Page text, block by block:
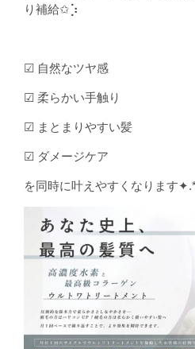
り補給✩⡱
☑︎ 自然なツヤ感
☑︎ 柔らかい手触り
☑︎ まとまりやすい髪
☑︎ ダメージケア
を同時に叶えやすくなります